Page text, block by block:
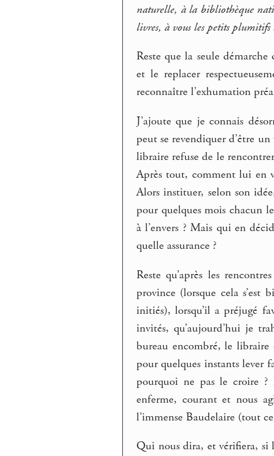
naturelle, à la bibliothèque
livres, à vous les petits plumitifs
Reste que la seule
et le replacer
reconnaître l’exhumation
J’ajoute que je connais
peut se revendiquer d’être
libraire refuse de le
Après tout, comment lui en
Alors instituer, selon son
pour quelques mois chacun
à l’envers ? Mais qui en
quelle assurance ?
Reste qu’après les
province (lorsque cela s’est
initiés), lorsqu’il a préjugé
invités, qu’aujourd’hui je
bureau encombré, le libraire
pour quelques instants lever
pourquoi ne pas le croire
enferme, courant et nous
l’immense Baudelaire (tout
Qui nous dira, et vérifiera, si